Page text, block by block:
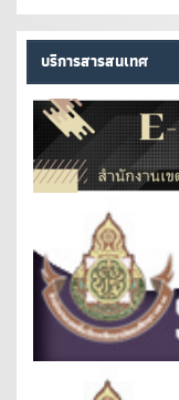
บริการสารสนเทศ